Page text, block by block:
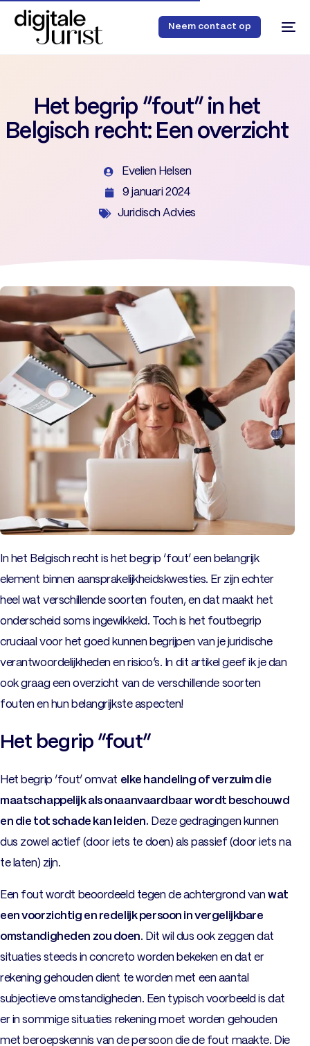
Neem contact op
Het begrip “fout” in het
Belgisch recht: Een overzicht
Evelien Helsen
9 januari 2024
Juridisch Advies
In het Belgisch recht is het begrip ‘fout’ een belangrijk
element binnen aansprakelijkheidskwesties. Er zijn echter
heel wat verschillende soorten fouten, en dat maakt het
onderscheid soms ingewikkeld. Toch is het foutbegrip
cruciaal voor het goed kunnen begrijpen van je juridische
verantwoordelijkheden en risico’s. In dit artikel geef ik je dan
ook graag een overzicht van de verschillende soorten
fouten en hun belangrijkste aspecten!
Het begrip “fout”
Het begrip ‘fout’ omvat elke handeling of verzuim die
maatschappelijk als onaanvaardbaar wordt beschouwd
en die tot schade kan leiden. Deze gedragingen kunnen
dus zowel actief (door iets te doen) als passief (door iets na
te laten) zijn.
Een fout wordt beoordeeld tegen de achtergrond van wat
een voorzichtig en redelijk persoon in vergelijkbare
omstandigheden zou doen. Dit wil dus ook zeggen dat
situaties steeds in concreto worden bekeken en dat er
rekening gehouden dient te worden met een aantal
subjectieve omstandigheden. Een typisch voorbeeld is dat
er in sommige situaties rekening moet worden gehouden
met beroepskennis van de persoon die de fout maakte. Die
48